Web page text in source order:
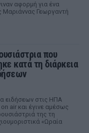
αφορμή για ένα
Μαριάννας Γεωργαντή
που
κατά τη διάρκεια
ειδήσεων στις ΗΠΑ
air και έγινε αμέσως
της τη
«Ωραία